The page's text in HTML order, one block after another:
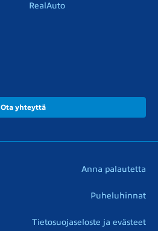
RealAuto
Ota yhteyttä
Anna palautetta
Puheluhinnat
Tietosuojaseloste ja evästeet